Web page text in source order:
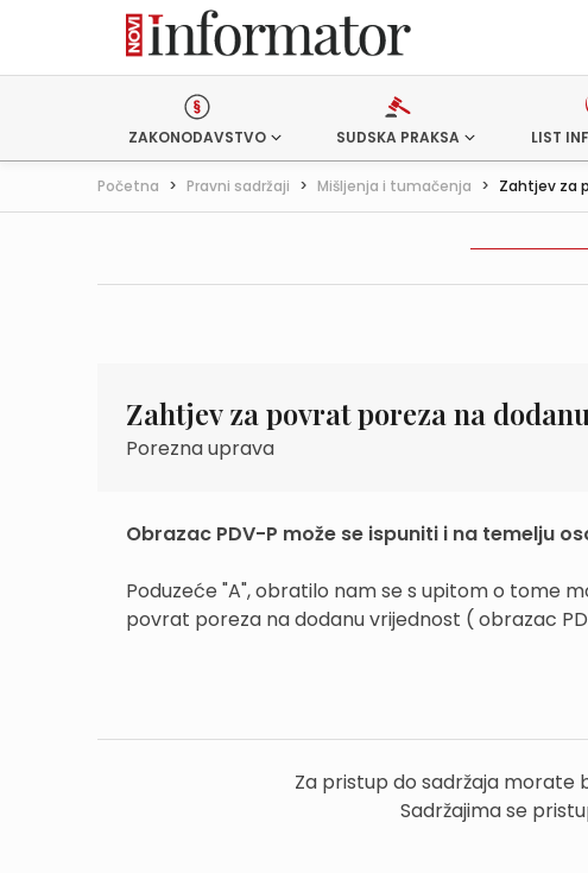
ZAKONODAVSTVO SUDSKA PRAKSA LIST
Početna > Pravni sadržaji > Mišljenja i tumačenja > Zahtjev za
Zahtjev za povrat poreza na
Porezna uprava
Obrazac PDV-P može se ispuniti i na temelju
Poduzeće "A", obratilo nam se s upitom o tome
povrat poreza na dodanu vrijednost ( obrazac
Za pristup do sadržaja morate
Sadržajima se